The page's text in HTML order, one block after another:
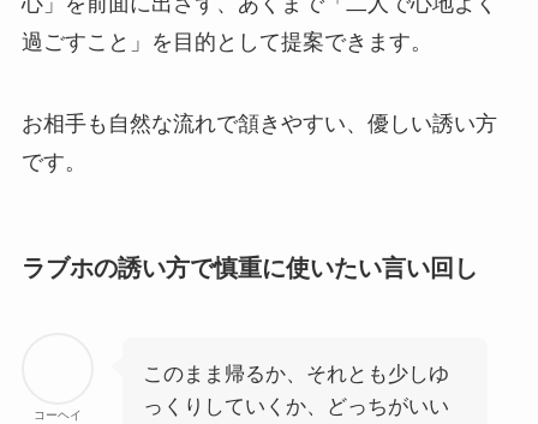
過ごすこと」を目的として提案できます。
お相手も自然な流れで頷きやすい、優しい誘い方
です。
ラブホの誘い方で慎重に使いたい言い回し
コーヘイ
このまま帰るか、それとも少しゆ
っくりしていくか、どっちがいい